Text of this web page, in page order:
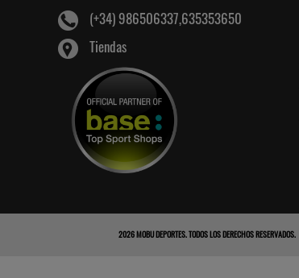
(+34) 986506337,635353650
Tiendas
2026MOBU DEPORTES. TODOS LOS DERECHOS RESERVADOS.